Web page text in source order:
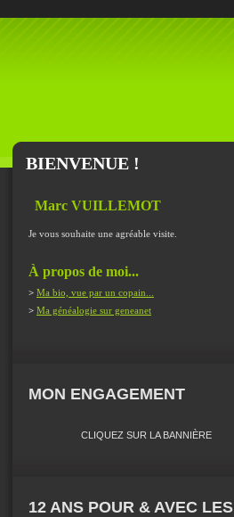
BIENVENUE !
Marc VUILLEMOT
Je vous souhaite une agréable visite.
À propos de moi...
> Ma bio, vue par un copain...
> Ma généalogie sur geneanet
MON ENGAGEMENT
CLIQUEZ SUR LA BANNIÈRE
12 ANS POUR & AVEC LES